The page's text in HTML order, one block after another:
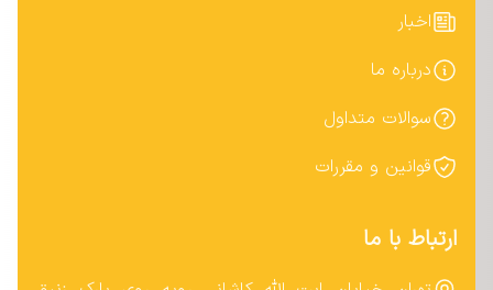
اخبار
درباره ما
سوالات متداول
قوانین و مقررات
ارتباط با ما